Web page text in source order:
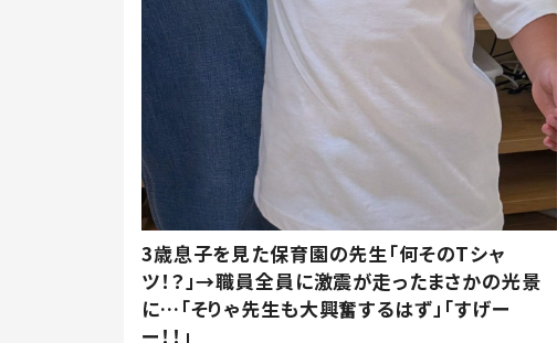
3歳息子を見た保育園の先生「何そのTシャ
ツ！？」→職員全員に激震が走ったまさかの光景
に…「そりゃ先生も大興奮するはず」「すげー
ー！！」